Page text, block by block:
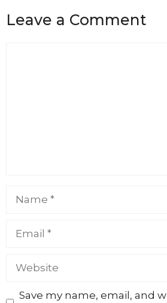
Leave a Comment
Save my name, email, and